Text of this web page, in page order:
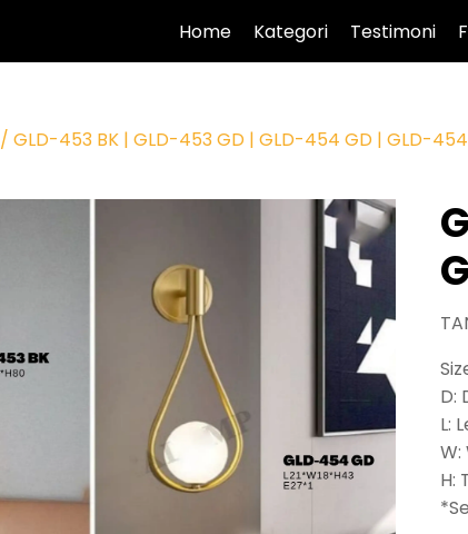
Home Kategori Testimoni
/ GLD-453 BK | GLD-453 GD | GLD-454 GD | GLD-
D:
L:
H: